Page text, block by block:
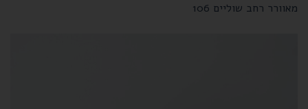
מאוורר רחב שוליים 106